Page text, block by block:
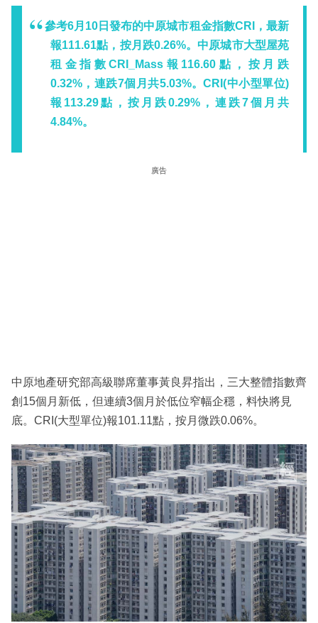
參考6月10日發布的中原城市租金指數CRI，最新
報111.61點，按月跌0.26%。中原城市大型屋苑
租金指數CRI_Mass報116.60點，按月跌
0.32%，連跌7個月共5.03%。CRI(中小型單位)
報113.29點，按月跌0.29%，連跌7個月共
4.84%。
廣告
中原地產研究部高級聯席董事黃良昇指出，三大整體指數齊
創15個月新低，但連續3個月於低位窄幅企穩，料快將見
底。CRI(大型單位)報101.11點，按月微跌0.06%。